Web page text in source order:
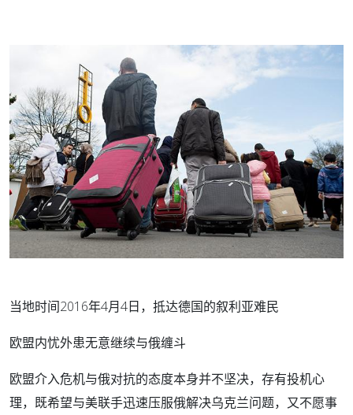
当地时间2016年4月4日，抵达德国的叙利亚难民
欧盟内忧外患无意继续与俄缠斗
欧盟介入危机与俄对抗的态度本身并不坚决，存有投机心
理，既希望与美联手迅速压服俄解决乌克兰问题，又不愿事